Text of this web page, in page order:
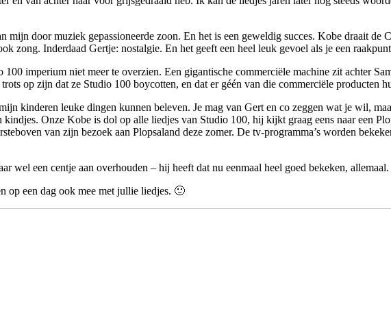
door muziek gepassioneerde zoon. En het is een geweldig succes. Kobe draait de
zong. Inderdaad Gertje: nostalgie. En het geeft een heel leuk gevoel als je een
imperium niet meer te overzien. Een gigantische commerciële machine zit achter
op zijn dat ze Studio 100 boycotten, en dat er géén van die commerciële producten
kinderen leuke dingen kunnen beleven. Je mag van Gert en co zeggen wat je wil,
Onze Kobe is dol op alle liedjes van Studio 100, hij kijkt graag eens naar een
van zijn bezoek aan Plopsaland deze zomer. De tv-programma’s worden
een centje aan overhouden – hij heeft dat nu eenmaal heel goed bekeken, allemaal.
op een dag ook mee met jullie liedjes. 🙂